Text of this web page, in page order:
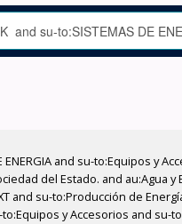
and su-to:Equipos y
del Estado. and au:Agua y
and su-to:Producción de
y Accesorios and su-